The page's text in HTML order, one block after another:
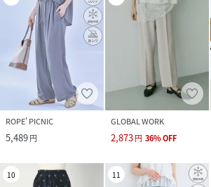
ROPE' PICNIC
5,489円
GLOBAL WORK
2,873円 36%OFF
10 11